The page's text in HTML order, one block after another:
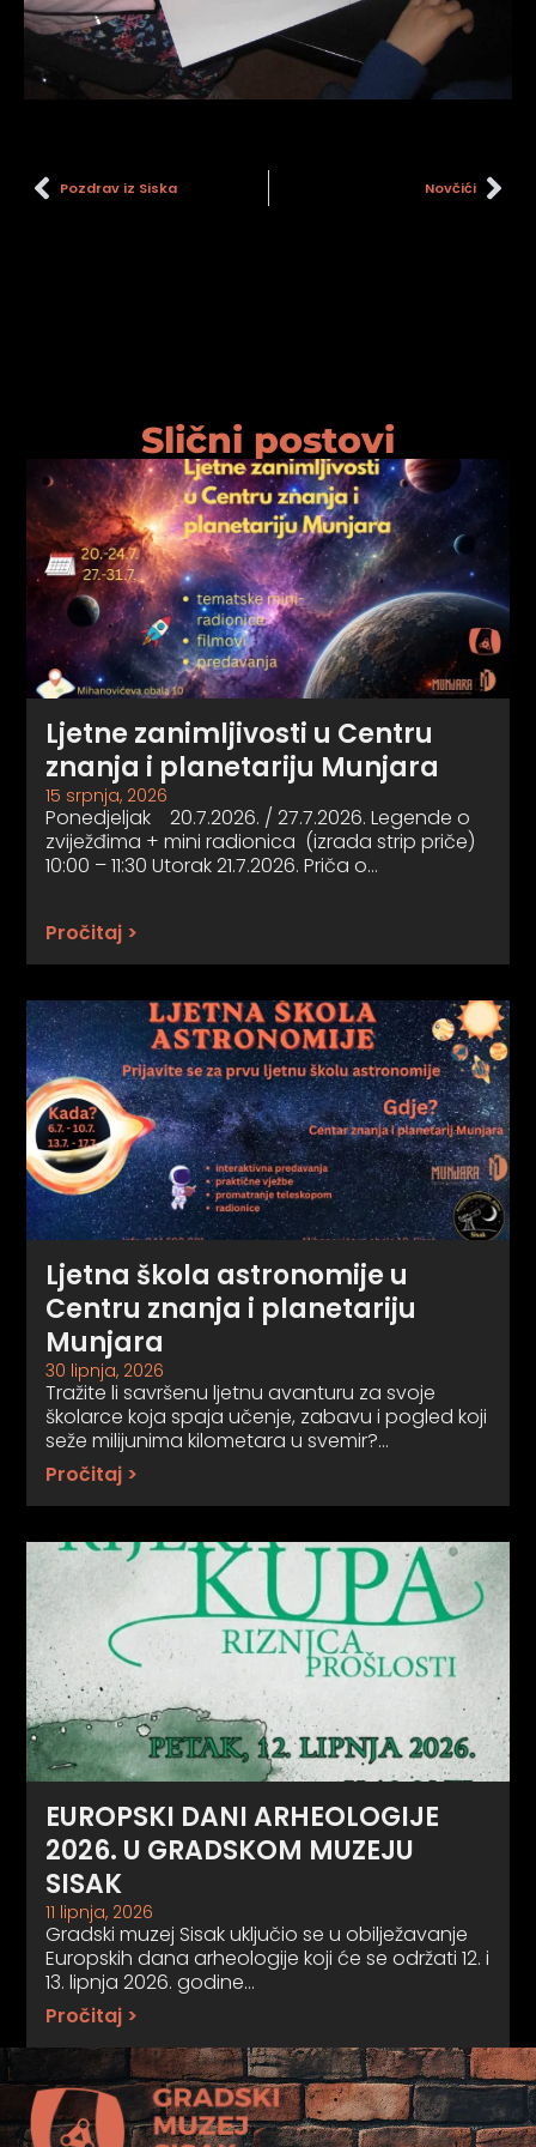
Pozdrav iz Siska Novčići
Slični postovi
Ljetne zanimljivosti u Centru
znanja i planetariju Munjara
15 srpnja, 2026
Ponedjeljak 20.7.2026. / 27.7.2026. Legende o
zviježđima + mini radionica (izrada strip priče)
10:00 – 11:30 Utorak 21.7.2026. Priča o…
Pročitaj >
Ljetna škola astronomije u
Centru znanja i planetariju
Munjara
30 lipnja, 2026
Tražite li savršenu ljetnu avanturu za svoje
školarce koja spaja učenje, zabavu i pogled koji
seže milijunima kilometara u svemir?…
Pročitaj >
EUROPSKI DANI ARHEOLOGIJE
2026. U GRADSKOM MUZEJU
SISAK
11 lipnja, 2026
Gradski muzej Sisak uključio se u obilježavanje
Europskih dana arheologije koji će se održati 12. i
13. lipnja 2026. godine…
Pročitaj >